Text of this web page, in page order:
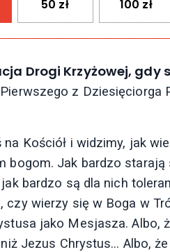
50 zł 100 zł
Drogi Krzyżowej,
z Dziesięciorga
na Kościół i widzimy, jak
bogom. Jak bardzo
jak bardzo są dla nich
czy wierzy się w Boga w
jako Mesjasza. Albo,
niż Jezus Chrystus… Albo,